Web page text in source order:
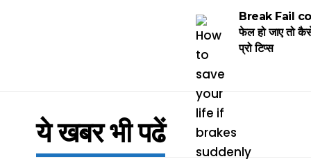
Break Fail
फेल हो जाए तो
प्रो टिप्स
ये खबर भी पढें